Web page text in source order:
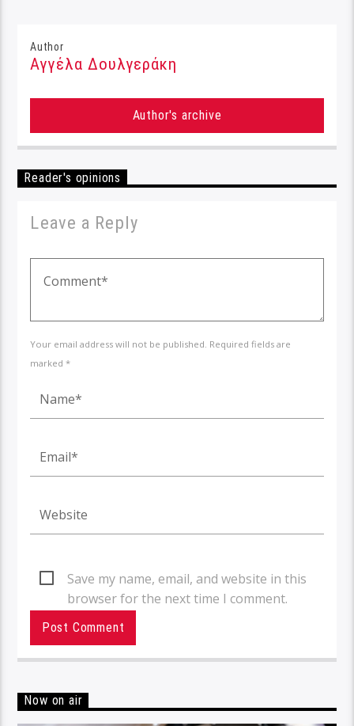
Author
Αγγέλα Δουλγεράκη
Author's archive
Reader's opinions
Leave a Reply
Your email address will not be published. Required fields are
marked *
Save my name, email, and website in this
browser for the next time I comment.
Now on air